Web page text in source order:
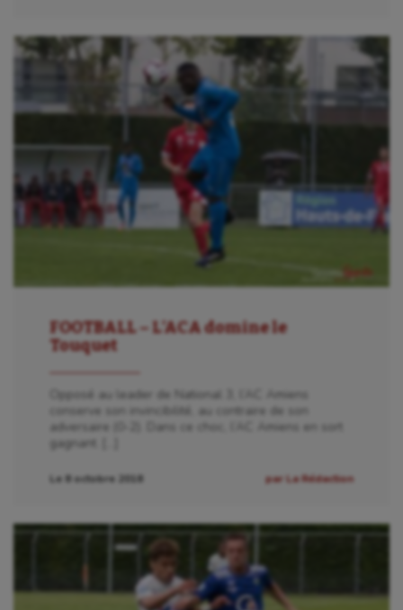
FOOTBALL – L’ACA domine le
Touquet
Opposé au leader de National 3, l’AC Amiens
conserve son invincibilité, au contraire de son
adversaire (0-2). Dans ce choc, l’AC Amiens en sort
gagnant. […]
Le 8 octobre 2018 par La Rédaction